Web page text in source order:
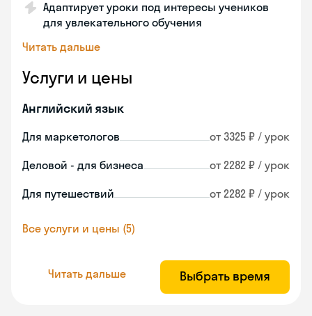
Адаптирует уроки под интересы учеников
для увлекательного обучения
Читать дальше
Услуги и цены
Английский язык
Для маркетологов от 3325 ₽ / урок
Деловой - для бизнеса от 2282 ₽ / урок
Для путешествий от 2282 ₽ / урок
Все услуги и цены (5)
Читать дальше Выбрать время